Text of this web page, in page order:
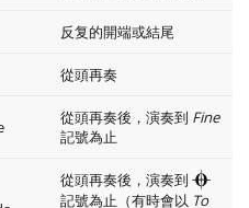
反复的開端或結尾
從頭再奏
從頭再奏後，演奏到 Fine
記號為止
從頭再奏後，演奏到
記號為止（有時會以 To